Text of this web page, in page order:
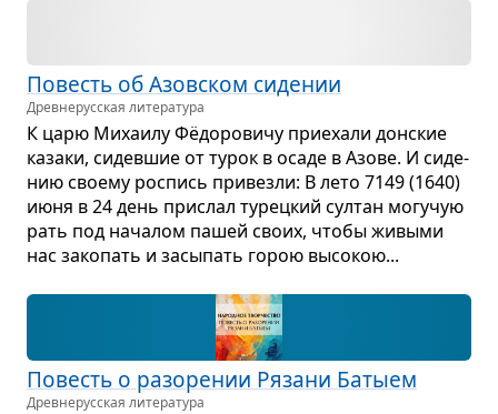
Повесть об Азов­ском сиде­нии
Древне­русская литература
К царю Миха­илу Фёдо­ро­вичу при­е­хали дон­ские
казаки, сидев­шие от турок в осаде в Азове. И сиде­
нию сво­ему рос­пись при­везли: В лето 7149 (1640)
июня в 24 день при­слал турец­кий сул­тан могу­чую
рать под нача­лом пашей своих, чтобы живыми
нас зако­пать и засы­пать горою высо­кою...
Повесть о разо­ре­нии Рязани Батыем
Древне­русская литература